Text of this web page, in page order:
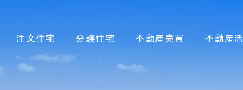
注文住宅 分譲住宅 不動産売買 不動産